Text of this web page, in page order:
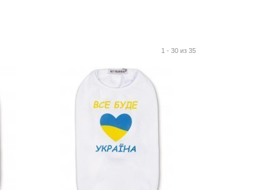
1 - 30 из 35